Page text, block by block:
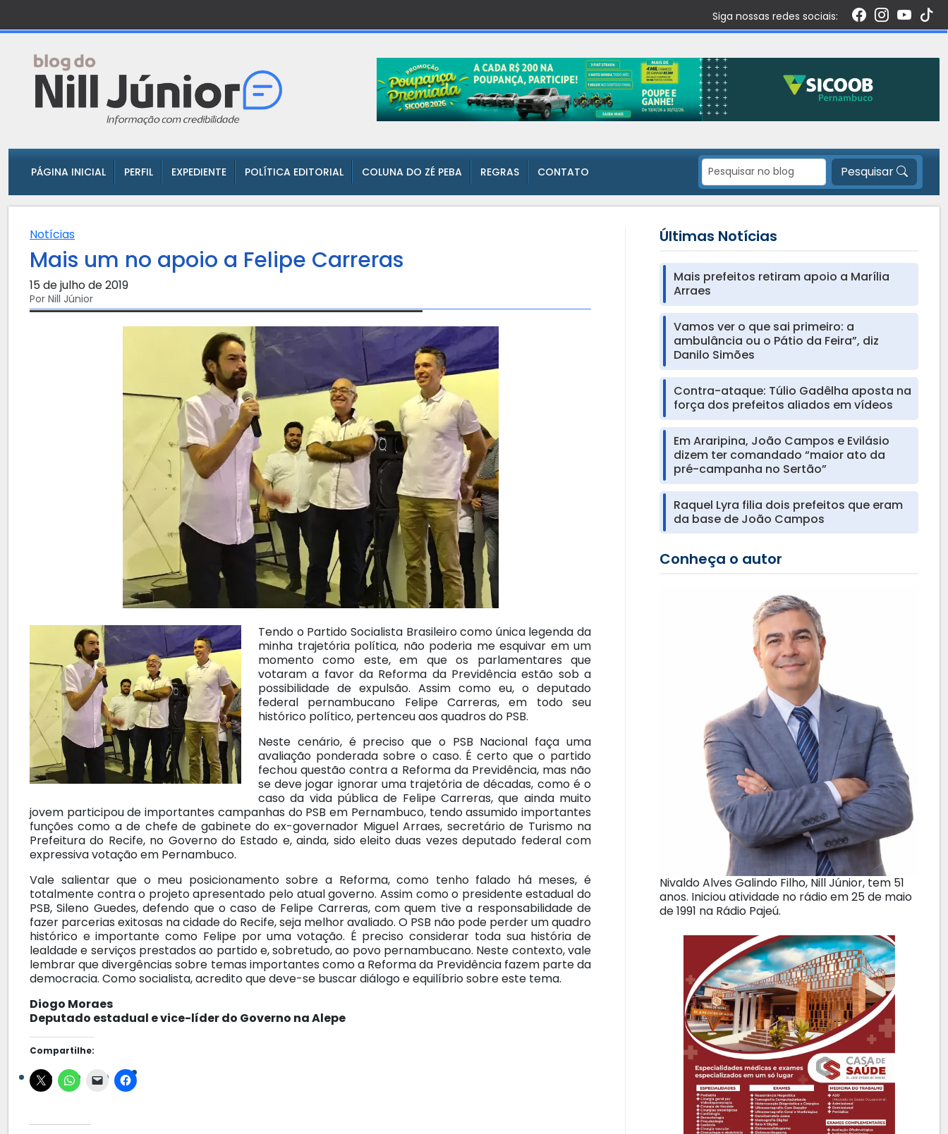
Siga nossas redes sociais:
PÁGINA INICIAL PERFIL EXPEDIENTE POLÍTICA EDITORIAL COLUNA DO ZÉ PEBA REGRAS CONTATO Pesquisar
Notícias
Mais um no apoio a Felipe Carreras
15 de julho de 2019
Por Nill Júnior
Tendo o Partido Socialista Brasileiro como única legenda da
minha trajetória política, não poderia me esquivar em um
momento como este, em que os parlamentares que
votaram a favor da Reforma da Previdência estão sob a
possibilidade de expulsão. Assim como eu, o deputado
federal pernambucano Felipe Carreras, em todo seu
histórico político, pertenceu aos quadros do PSB.
Neste cenário, é preciso que o PSB Nacional faça uma
avaliação ponderada sobre o caso. É certo que o partido
fechou questão contra a Reforma da Previdência, mas não
se deve jogar ignorar uma trajetória de décadas, como é o
caso da vida pública de Felipe Carreras, que ainda muito
jovem participou de importantes campanhas do PSB em Pernambuco, tendo assumido importantes
funções como a de chefe de gabinete do ex-governador Miguel Arraes, secretário de Turismo na
Prefeitura do Recife, no Governo do Estado e, ainda, sido eleito duas vezes deputado federal com
expressiva votação em Pernambuco.
Vale salientar que o meu posicionamento sobre a Reforma, como tenho falado há meses, é
totalmente contra o projeto apresentado pelo atual governo. Assim como o presidente estadual do
PSB, Sileno Guedes, defendo que o caso de Felipe Carreras, com quem tive a responsabilidade de
fazer parcerias exitosas na cidade do Recife, seja melhor avaliado. O PSB não pode perder um quadro
histórico e importante como Felipe por uma votação. É preciso considerar toda sua história de
lealdade e serviços prestados ao partido e, sobretudo, ao povo pernambucano. Neste contexto, vale
lembrar que divergências sobre temas importantes como a Reforma da Previdência fazem parte da
democracia. Como socialista, acredito que deve-se buscar diálogo e equilíbrio sobre este tema.
Diogo Moraes
Deputado estadual e vice-líder do Governo na Alepe
Compartilhe:
Últimas Notícias
Mais prefeitos retiram apoio a Marília
Arraes
Vamos ver o que sai primeiro: a
ambulância ou o Pátio da Feira”, diz
Danilo Simões
Contra-ataque: Túlio Gadêlha aposta na
força dos prefeitos aliados em vídeos
Em Araripina, João Campos e Evilásio
dizem ter comandado “maior ato da
pré-campanha no Sertão”
Raquel Lyra filia dois prefeitos que eram
da base de João Campos
Conheça o autor
Nivaldo Alves Galindo Filho, Nill Júnior, tem 51
anos. Iniciou atividade no rádio em 25 de maio
de 1991 na Rádio Pajeú.